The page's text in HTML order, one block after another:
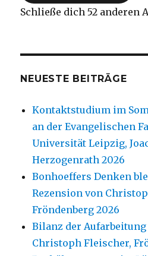
Schließe dich 52 anderen
NEUESTE BEITRÄGE
Kontaktstudium im
an der Evangelischen
Universität Leipzig,
Herzogenrath 2026
Bonhoeffers Denken
Rezension von
Fröndenberg 2026
Bilanz der
Christoph Fleischer,